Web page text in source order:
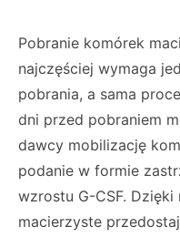
Pobranie komórek
najczęściej wymaga
pobrania, a sama
dni przed pobraniem
dawcy mobili­zację
poda­nie w formie
wzrostu G-CSF.
macierzyste